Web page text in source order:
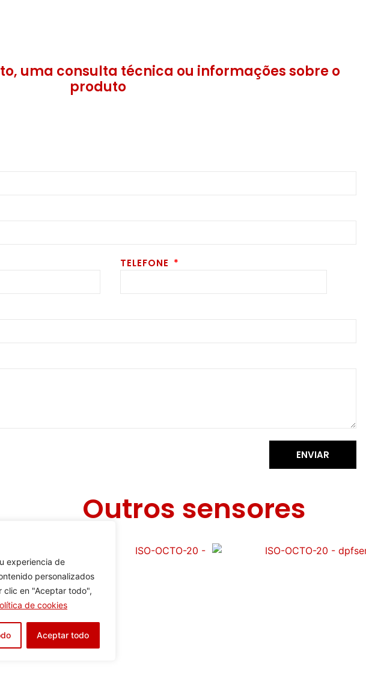
experiencia de
personalizados
clic en "Aceptar todo",
de cookies
Aceptar todo
uma consulta técnica ou informações sobre o
produto
TELEFONE
ENVIAR
Outros sensores